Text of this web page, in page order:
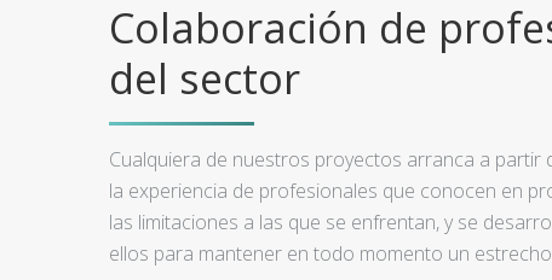
Colaboración de
del sector
Cualquiera de nuestros proyectos arranca a partir
la experiencia de profesionales que conocen en
las limitaciones a las que se enfrentan, y se
ellos para mantener en todo momento un